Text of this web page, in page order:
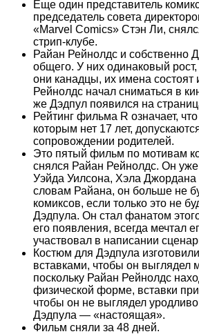
Еще один представитель
председатель совета
«Marvel Comics» Стэн Ли,
стрип-клубе.
Райан Рейнолдс и собственно
общего. У них одинаковый рост,
они канадцы, их имена состоят
Рейнолдс начал сниматься в
же Дэдпул появился на
Рейтинг фильма R означает,
которым нет 17 лет,
сопровождении родителей.
Это пятый фильм по мотивам
снялся Райан Рейнолдс. Он
Уэйда Уилсона, Хэла
словам Райана, он больше не
комиксов, если только это не
Дэдпула. Он стал фанатом
его появления, всегда мечтал
участвовал в написании
Костюм для Дэдпула
вставками, чтобы он выглядел
поскольку Райан Рейнолдс
физической форме, вставки
чтобы он не выглядел
Дэдпула — «настоящая».
Фильм сняли за 48 дней.